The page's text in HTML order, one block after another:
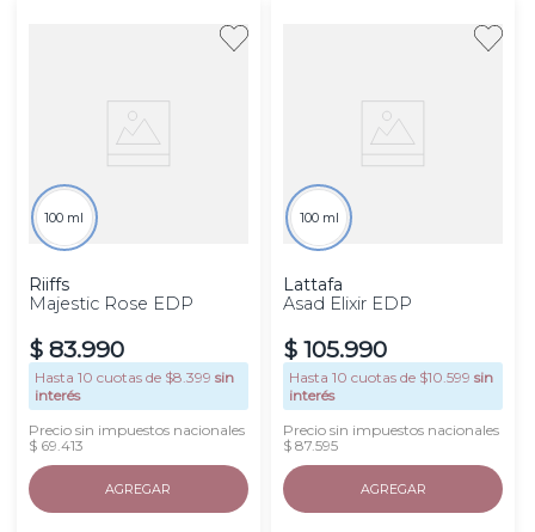
100 ml
Riiffs
Majestic Rose EDP
$ 83.990
Hasta 10 cuotas de $8.399 sin
interés
Precio sin impuestos nacionales
$ 69.413
AGREGAR
100 ml
Lattafa
Asad Elixir EDP
$ 105.990
Hasta10 cuotas de $10.599 sin
interés
Precio sin impuestos nacionales
$ 87.595
AGREGAR